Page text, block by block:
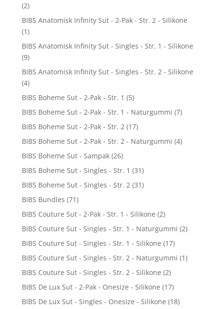
(2)
BIBS Anatomisk Infinity Sut - 2-Pak - Str. 2 - Silikone
(1)
BIBS Anatomisk Infinity Sut - Singles - Str. 1 - Silikone
(9)
BIBS Anatomisk Infinity Sut - Singles - Str. 2 - Silikone
(4)
BIBS Boheme Sut - 2-Pak - Str. 1 (5)
BIBS Boheme Sut - 2-Pak - Str. 1 - Naturgummi (7)
BIBS Boheme Sut - 2-Pak - Str. 2 (17)
BIBS Boheme Sut - 2-Pak - Str. 2 - Naturgummi (4)
BIBS Boheme Sut - Sampak (26)
BIBS Boheme Sut - Singles - Str. 1 (31)
BIBS Boheme Sut - Singles - Str. 2 (31)
BIBS Bundles (71)
BIBS Couture Sut - 2-Pak - Str. 1 - Silikone (2)
BIBS Couture Sut - Singles - Str. 1 - Naturgummi (2)
BIBS Couture Sut - Singles - Str. 1 - Silikone (17)
BIBS Couture Sut - Singles - Str. 2 - Naturgummi (1)
BIBS Couture Sut - Singles - Str. 2 - Silikone (2)
BIBS De Lux Sut - 2-Pak - Onesize - Silikone (17)
BIBS De Lux Sut - Singles - Onesize - Silikone (18)